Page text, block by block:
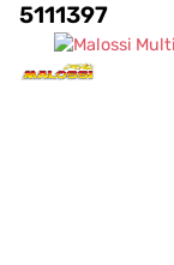
5111397